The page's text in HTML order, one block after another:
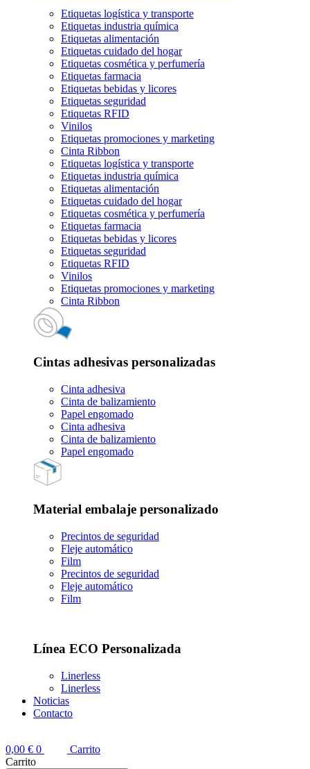
Etiquetas logística y transporte
Etiquetas industria química
Etiquetas alimentación
Etiquetas cuidado del hogar
Etiquetas cosmética y perfumería
Etiquetas farmacia
Etiquetas bebidas y licores
Etiquetas seguridad
Etiquetas RFID
Vinilos
Etiquetas promociones y marketing
Cinta Ribbon
Etiquetas logística y transporte
Etiquetas industria química
Etiquetas alimentación
Etiquetas cuidado del hogar
Etiquetas cosmética y perfumería
Etiquetas farmacia
Etiquetas bebidas y licores
Etiquetas seguridad
Etiquetas RFID
Vinilos
Etiquetas promociones y marketing
Cinta Ribbon
Cintas adhesivas personalizadas
Cinta adhesiva
Cinta de balizamiento
Papel engomado
Cinta adhesiva
Cinta de balizamiento
Papel engomado
Material embalaje personalizado
Precintos de seguridad
Fleje automático
Film
Precintos de seguridad
Fleje automático
Film
Línea ECO Personalizada
Linerless
Linerless
Noticias
Contacto
0,00 € 0
Carrito
Carrito